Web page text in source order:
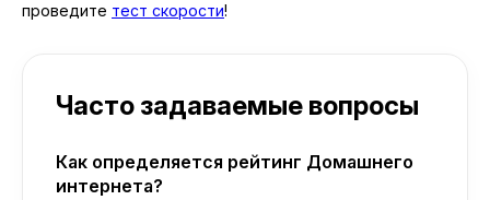
проведите тест скорости!
Часто задаваемые вопросы
Как определяется рейтинг Домашнего
интернета?